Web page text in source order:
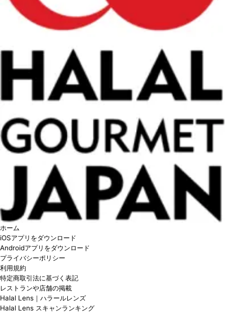
ホーム
iOSアプリをダウンロード
Androidアプリをダウンロード
プライバシーポリシー
利用規約
特定商取引法に基づく表記
レストランや店舗の掲載
Halal Lens｜ハラールレンズ
Halal Lens スキャンランキング